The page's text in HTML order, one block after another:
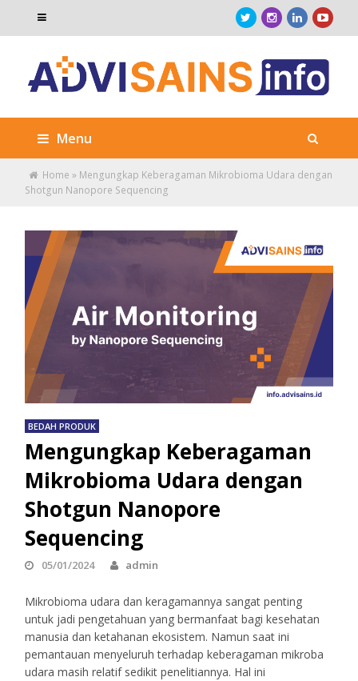
Menu
Home » Mengungkap Keberagaman Mikrobioma Udara dengan
Shotgun Nanopore Sequencing
BEDAH PRODUK
Mengungkap Keberagaman
Mikrobioma Udara dengan
Shotgun Nanopore
Sequencing
05/01/2024 admin
Mikrobioma udara dan keragamannya sangat penting
untuk jadi pengetahuan yang bermanfaat bagi kesehatan
manusia dan ketahanan ekosistem. Namun saat ini
pemantauan menyeluruh terhadap keberagaman mikroba
udara masih relatif sedikit penelitiannya. Hal ini